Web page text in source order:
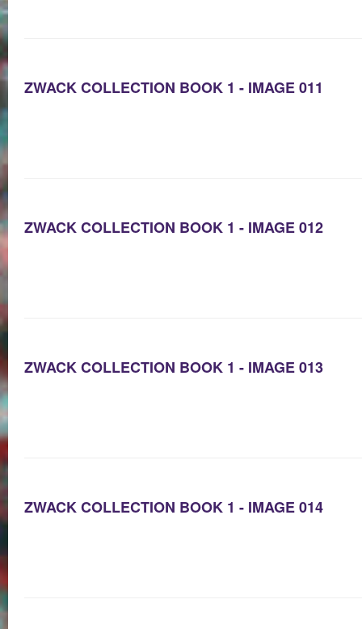
ZWACK COLLECTION BOOK 1 - IMAGE 011
ZWACK COLLECTION BOOK 1 - IMAGE 012
ZWACK COLLECTION BOOK 1 - IMAGE 013
ZWACK COLLECTION BOOK 1 - IMAGE 014